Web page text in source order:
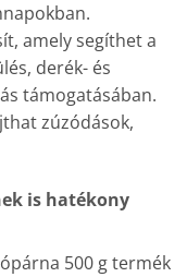
amely segíthet a
derék- és
támogatásában.
zúzódások,
is hatékony
500 g termék